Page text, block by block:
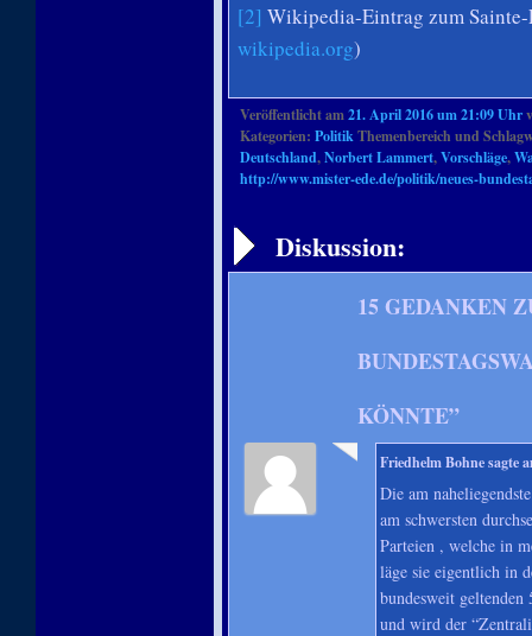
[2] Wikipedia-Eintrag zum
wikipedia.org)
Veröffentlicht am21. April 2016 um 21:09 Uhr
Kategorien: PolitikThemenbereich und
Deutschland,Norbert Lammert,Vorschläge,
http://www.mister-ede.de/politik/neues-
Diskussion:
15 GEDANKEN
KÖNNTE”
Friedhelm Bohnesagte
Die am
am schwersten
Parteien , welche in
läge sie eigentlich in
bundesweit
und wird der